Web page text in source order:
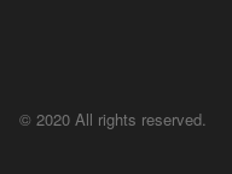
© 2020 All rights reserved.